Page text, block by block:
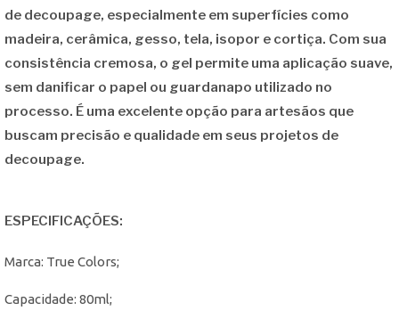
de decoupage, especialmente em superfícies como
madeira, cerâmica, gesso, tela, isopor e cortiça. Com sua
consistência cremosa, o gel permite uma aplicação suave,
sem danificar o papel ou guardanapo utilizado no
processo. É uma excelente opção para artesãos que
buscam precisão e qualidade em seus projetos de
decoupage.
ESPECIFICAÇÕES:
Marca: True Colors;
Capacidade: 80ml;